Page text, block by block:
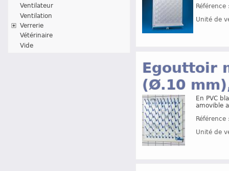
Ventilateur
Ventilation
Verrerie
Vétérinaire
Vide
Unité de
Egouttoir
(Ø.10
En PVC
amovible
Unité de